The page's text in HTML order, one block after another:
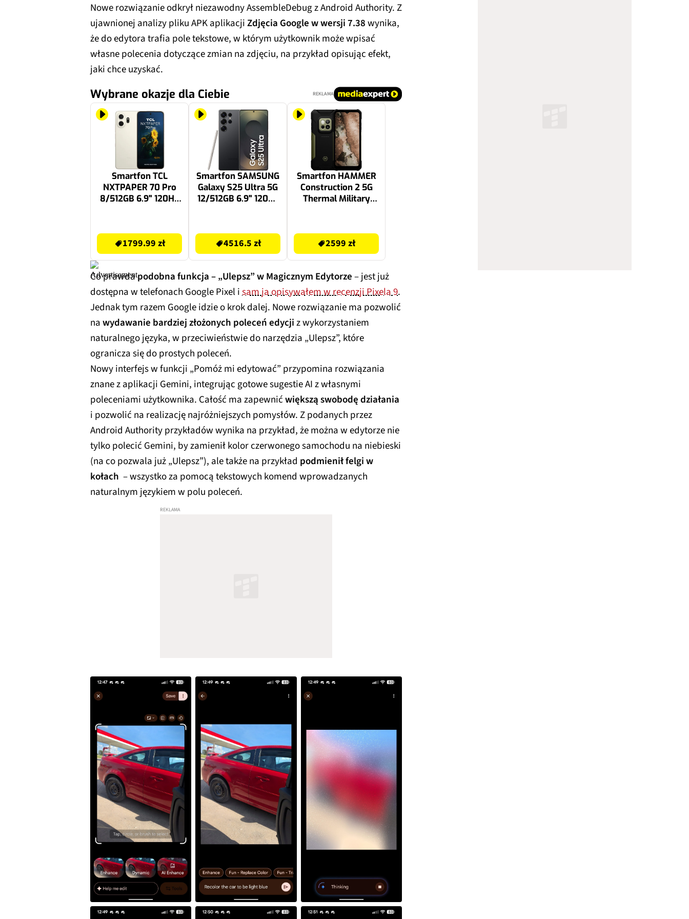
Nowe rozwiązanie odkrył niezawodny AssembleDebug z Android Authority. Z
ujawnionej analizy pliku APK aplikacjiZdjęcia Google w wersji 7.38wynika,
że do edytora trafia pole tekstowe, w którym użytkownik może wpisać
własne polecenia dotyczące zmian na zdjęciu, na przykład opisując efekt,
jaki chce uzyskać.
Wybrane okazje dla Ciebie REKLAMA
Smartfon TCL
NXTPAPER 70 Pro
8/512GB 6.9" 120Hz
1799.99 zł
Smartfon SAMSUNG
Galaxy S25 Ultra 5G
12/512GB 6.9" 120Hz
SM-S938 EU
4516.5 zł
Smartfon HAMMER
Construction 2 5G
Thermal Military
zielony
2599 zł
Co prawdapodobna funkcja – „Ulepsz” w Magicznym Edytorze– jest już
dostępna w telefonach Google Pixel isam ja opisywałem w recenzji Pixela 9.
Jednak tym razem Google idzie o krok dalej. Nowe rozwiązanie ma pozwolić
nawydawanie bardziej złożonych poleceń edycjiz wykorzystaniem
naturalnego języka, w przeciwieństwie do narzędzia „Ulepsz”, które
ogranicza się do prostych poleceń.
Nowy interfejs w funkcji „Pomóż mi edytować” przypomina rozwiązania
znane z aplikacji Gemini, integrując gotowe sugestie AI z własnymi
poleceniami użytkownika. Całość ma zapewnićwiększą swobodę działania
i pozwolić na realizację najróżniejszych pomysłów. Z podanych przez
Android Authority przykładów wynika na przykład, że można w edytorze nie
tylko polecić Gemini, by zamienił kolor czerwonego samochodu na niebieski
(na co pozwala już „Ulepsz”), ale także na przykład podmienił felgi w
kołach – wszystko za pomocą tekstowych komend wprowadzanych
naturalnym językiem w polu poleceń.